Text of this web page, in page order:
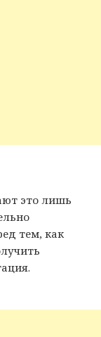
это лишь
тем, как